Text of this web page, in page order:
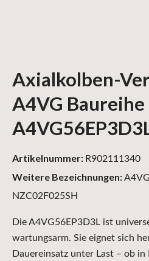
Axialkolben-
A4VG Baureihe
Die A4VG56EP3D3L ist
wartungsarm. Sie eignet sich
Dauereinsatz unter Last – ob in
Weitere Bezeichnungen:
NZC02F025SH
Artikelnummer: R902111340